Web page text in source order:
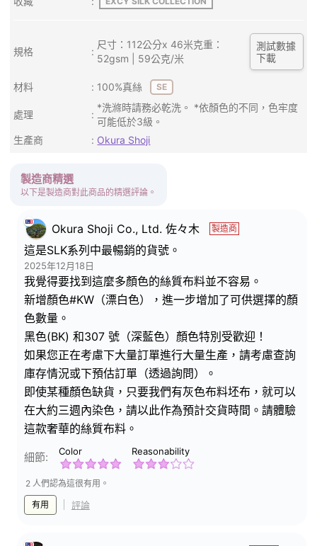
規格
尺寸：112公分x 46米克重：
52gsm | 59公克/米
測試數據
下載
材料 100%真絲 SE
處理
*洗滌時請務必乾洗。 *依顏色的不同，色牢度
可能低於3級。
生產商
Okura Shoji
製造商精選
以下是製造商對此商品的精選評論。
Okura Shoji Co., Ltd. 佐々木 製造商
這是SLK系列中最暢銷的貨號。
2025年12月18日
我覺得要找到這麼多顏色的絲質布料並不容易。
新增顏色#KW（漂白色），進一步增加了可供選擇的顏
色數量。
黑色(BK) 和307 號（深藍色）顏色特別受歡迎！
如果您正在考慮下大量訂單進行大量生產，請考慮查詢
庫存情況或下預估訂單（透過詢問）。
即使某種顏色缺貨，只要我們有灰色布料坯布，就可以
在大約三週內染色，請以此作為預計交貨時間。請體驗
這款奢華的絲質布料。
細節: Color Reasonability
2 人們認為這很有用。
有用 評論